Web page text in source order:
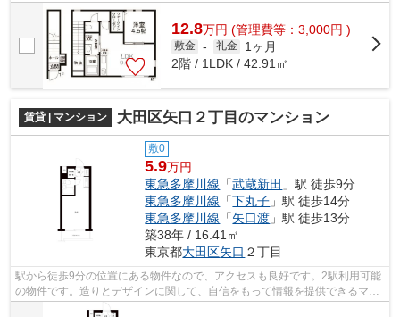
が魅力となっています。できるだけ早...
12.8万円 (管理費等：3,000円 )
敷金 - 礼金
1ヶ月
2階 / 1LDK / 42.91㎡
賃貸 | マンション 大田区矢口２丁目のマンション
敷0
5.9万円
東急多摩川線 「武蔵新田 」駅 徒歩9分
東急多摩川線 「下丸子 」駅 徒歩14分
東急多摩川線 「矢口渡 」駅 徒歩13分
築38年 / 16.41㎡
東京都大田区矢口 ２丁目
駅から徒歩9分の位置にある物件なので、アクセスも良好です。2駅利用可能
の物件です。造りとデザインに関して、自信をもって情報を提供できるマン